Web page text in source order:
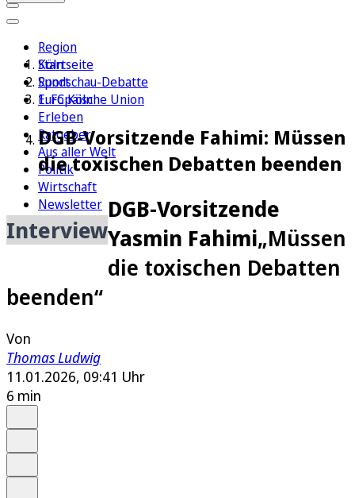
Region
Köln
Sport
1. FC Köln
Erleben
Ratgeber
Aus aller Welt
Politik
Wirtschaft
Newsletter
E-Paper
Startseite
Rundschau-Debatte
Europäische Union
DGB-Vorsitzende Fahimi: Müssen
die toxischen Debatten beenden
Interview
DGB-Vorsitzende
Yasmin Fahimi„Müssen
die toxischen Debatten
beenden“
Von
Thomas Ludwig
11.01.2026, 09:41 Uhr
6 min